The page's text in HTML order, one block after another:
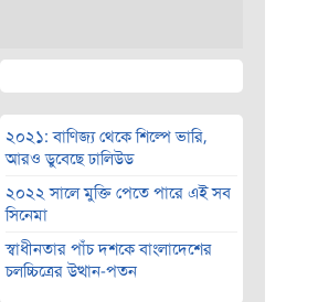
২০২১: বাণিজ্য থেকে শিল্পে ভারি,
আরও ডুবেছে ঢালিউড
২০২২ সালে মুক্তি পেতে পারে এই সব
সিনেমা
স্বাধীনতার পাঁচ দশকে বাংলাদেশের
চলচ্চিত্রের উত্থান-পতন